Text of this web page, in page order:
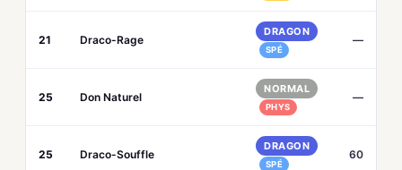
21 Draco-Rage
DRAGON
SPÉ
—
25 Don Naturel
NORMAL
PHYS
—
25 Draco-Souffle
DRAGON
SPÉ
60